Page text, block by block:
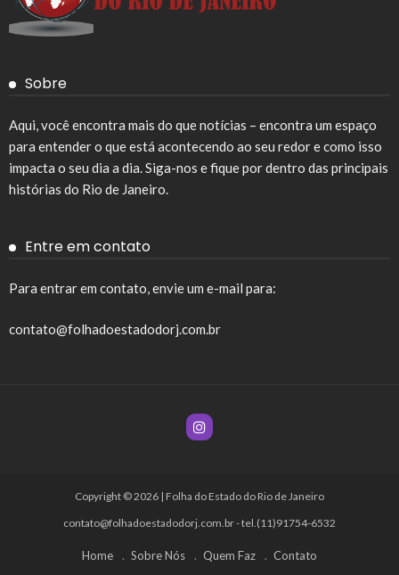
Sobre
Aqui, você encontra mais do que notícias – encontra um espaço
para entender o que está acontecendo ao seu redor e como isso
impacta o seu dia a dia. Siga-nos e fique por dentro das principais
histórias do Rio de Janeiro.
Entre em contato
Para entrar em contato, envie um e-mail para:
contato@folhadoestadodorj.com.br
Copyright © 2026 | Folha do Estado do Rio de Janeiro
contato@folhadoestadodorj.com.br- tel.(11)91754-6532
Home Sobre Nós Quem Faz Contato